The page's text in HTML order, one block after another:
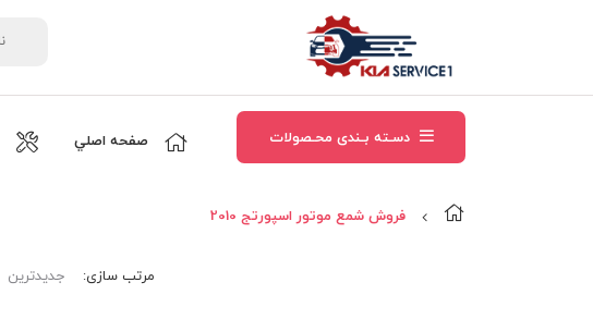
دسـته بـندی محـصولات صفحه اصلي
فروش شمع موتور اسپورتج 2010
مرتب‌ سازی: جدیدترین